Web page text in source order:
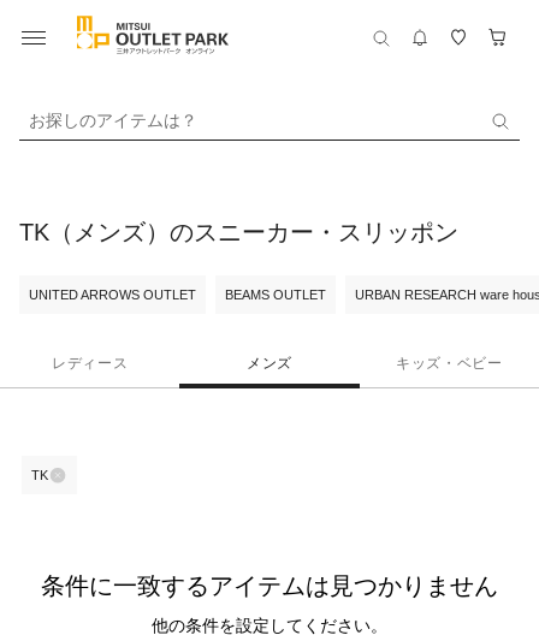
お探しのアイテムは？
TK（メンズ）のスニーカー・スリッポン
UNITED ARROWS OUTLET BEAMS OUTLET URBAN RESEARCH ware
レディース メンズ キッズ・ベビー
TK
条件に一致するアイテムは見つかりません
他の条件を設定してください。